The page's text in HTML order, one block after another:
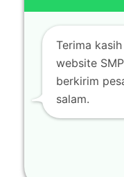
Terima
website
berkirim
salam.